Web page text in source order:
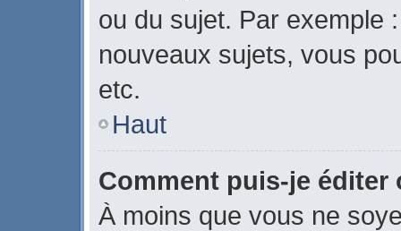
ou du sujet. Par exemple
nouveaux sujets, vous
etc.
Haut
Comment puis-je éditer
À moins que vous ne